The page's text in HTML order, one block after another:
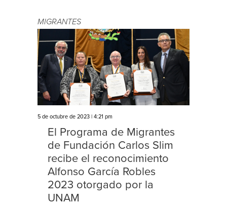
MIGRANTES
5 de octubre de 2023 | 4:21 pm
El Programa de Migrantes
de Fundación Carlos Slim
recibe el reconocimiento
Alfonso García Robles
2023 otorgado por la
UNAM